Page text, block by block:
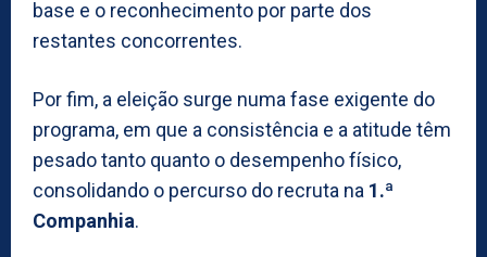
base e o reconhecimento por parte dos
restantes concorrentes.
Por fim, a eleição surge numa fase exigente do
programa, em que a consistência e a atitude têm
pesado tanto quanto o desempenho físico,
consolidando o percurso do recruta na 1.ª
Companhia.